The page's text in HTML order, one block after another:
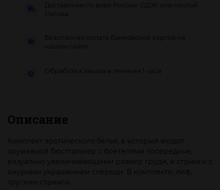
Доставляем по всей России: СДЭК или почтой
Безопасная оплата банковской картой на
нашем сайте.
Обработка заказа в течении 1 часа
Описание
Комплект эротического белья, в который входят
кружевной бюстгальтер с бретелями посередине,
визуально увеличивающими размер груди, и стринги с
ажурным украшением спереди. В комплекте: лиф,
трусики-стринги.